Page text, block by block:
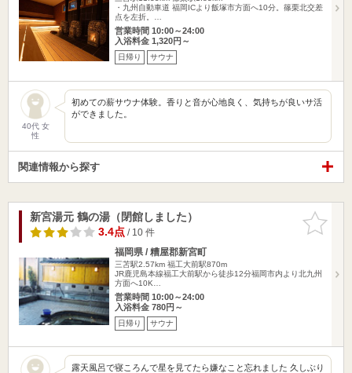
・九州自動車道 福岡ICより飯塚市方面へ10分。篠栗北交差
点を左折。…
営業時間 10:00～24:00
入浴料金 1,320円～
日帰り サウナ
40代 女
性
初めての薪サウナ体験。香りと音が心地良く、気持ちが良いサ活
ができました。
関連情報から探す
お気に入
りに追加
新宮湯元 鶴の湯（閉館しました）
3.4点/ 10 件
福岡県 / 糟屋郡新宮町
三苫駅2.57km 福工大前駅870m
JR鹿児島本線福工大前駅から徒歩12分福岡市内より北九州
方面へ10K…
営業時間 10:00～24:00
入浴料金 780円～
日帰り サウナ
露天風呂で寝ころんで星を見てたら嫌なこと忘れました 久しぶり